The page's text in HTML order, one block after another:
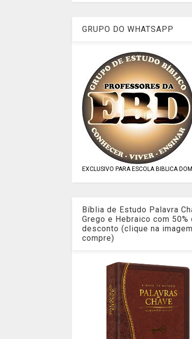
GRUPO DO WHATSAPP
EXCLUSIVO PARA ESCOLA BIBLICA
Bíblia de Estudo Palavra
Grego e Hebraico com 50%
desconto (clique na
compre)